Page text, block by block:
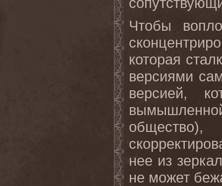
Чтобы
которая
версиями
версией,
общество),
нее из
не может